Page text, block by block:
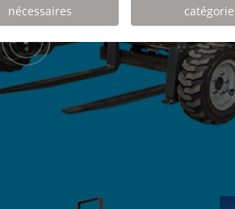
nécessaires